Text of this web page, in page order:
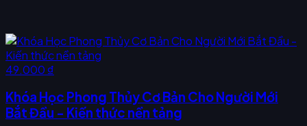
49.000 ₫
Khóa Học Phong Thủy Cơ Bản Cho Người Mới
Bắt Đầu - Kiến thức nền tảng